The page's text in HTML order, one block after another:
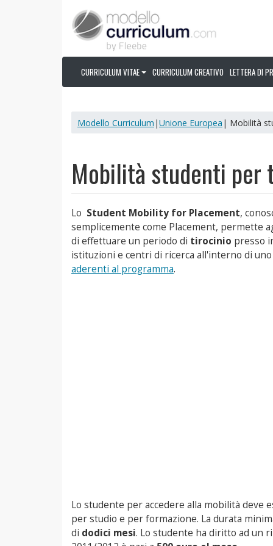
CURRICULUM VITAE CURRICULUM CREATIVO LETTERA DI
Modello Curriculum |Unione Europea | Mobilità
Mobilità studenti per
Lo Student Mobility for Placement,
semplicemente come Placement, permette
di effettuare un periodo di tirocinio presso
istituzioni e centri di ricerca all'interno di uno
aderenti al programma.
Lo studente per accedere alla mobilità deve
per studio e per formazione. La durata
di dodici mesi. Lo studente ha diritto ad un